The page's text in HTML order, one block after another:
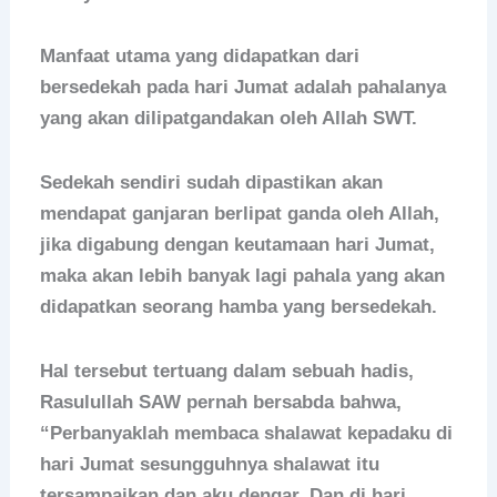
Manfaat utama yang didapatkan dari
bersedekah pada hari Jumat adalah pahalanya
yang akan dilipatgandakan oleh Allah SWT.
Sedekah sendiri sudah dipastikan akan
mendapat ganjaran berlipat ganda oleh Allah,
jika digabung dengan keutamaan hari Jumat,
maka akan lebih banyak lagi pahala yang akan
didapatkan seorang hamba yang bersedekah.
Hal tersebut tertuang dalam sebuah hadis,
Rasulullah SAW pernah bersabda bahwa,
“Perbanyaklah membaca shalawat kepadaku di
hari Jumat sesungguhnya shalawat itu